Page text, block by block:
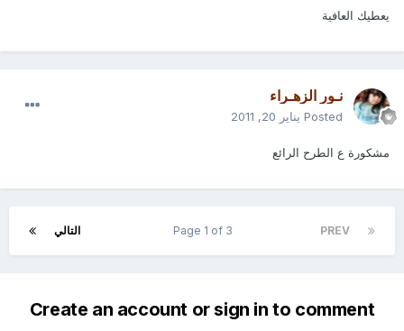
يعطيك العافية
نـور الزهـراء
Posted يناير 20, 2011
مشكورة ع الطرح الرائع
PREV التالي Page 1 of 3
Create an account or sign in to comment